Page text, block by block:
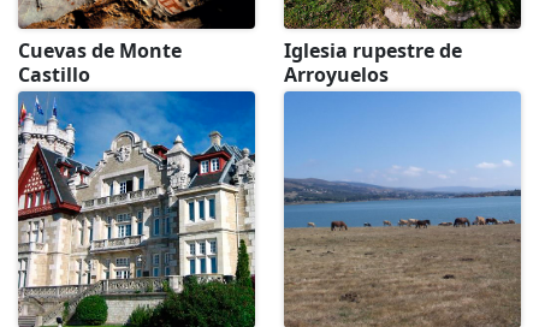
Cuevas de Monte
Castillo
Iglesia rupestre de
Arroyuelos